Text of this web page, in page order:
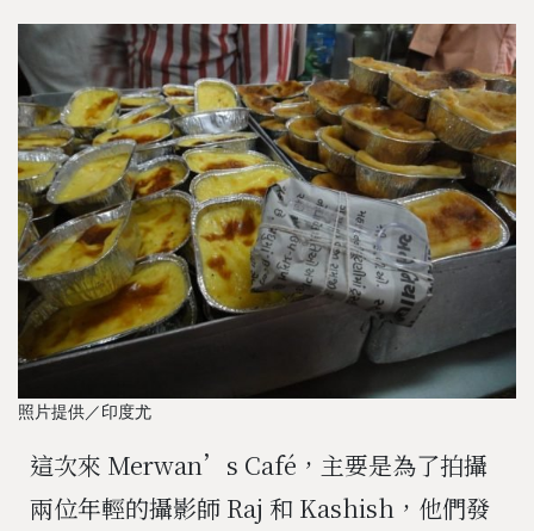
照片提供／印度尤
這次來 Merwan’s Café，主要是為了拍攝
兩位年輕的攝影師 Raj 和 Kashish，他們發